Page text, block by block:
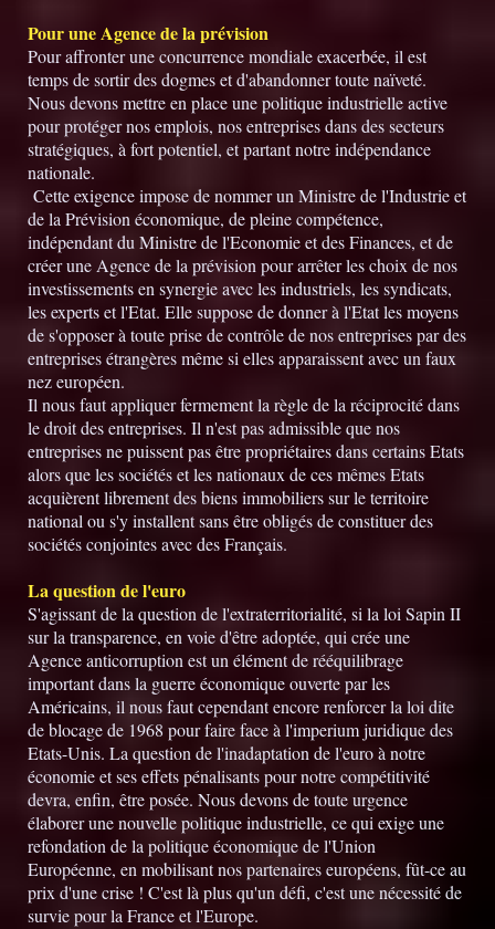
Pour une Agence de la prévision
Pour affronter une concurrence mondiale exacerbée, il est
temps de sortir des dogmes et d'abandonner toute naïveté.
Nous devons mettre en place une politique industrielle active
pour protéger nos emplois, nos entreprises dans des secteurs
stratégiques, à fort potentiel, et partant notre indépendance
nationale.
Cette exigence impose de nommer un Ministre de l'Industrie et
de la Prévision économique, de pleine compétence,
indépendant du Ministre de l'Economie et des Finances, et de
créer une Agence de la prévision pour arrêter les choix de nos
investissements en synergie avec les industriels, les syndicats,
les experts et l'Etat. Elle suppose de donner à l'Etat les moyens
de s'opposer à toute prise de contrôle de nos entreprises par des
entreprises étrangères même si elles apparaissent avec un faux
nez européen.
Il nous faut appliquer fermement la règle de la réciprocité dans
le droit des entreprises. Il n'est pas admissible que nos
entreprises ne puissent pas être propriétaires dans certains Etats
alors que les sociétés et les nationaux de ces mêmes Etats
acquièrent librement des biens immobiliers sur le territoire
national ou s'y installent sans être obligés de constituer des
sociétés conjointes avec des Français.
La question de l'euro
S'agissant de la question de l'extraterritorialité, si la loi Sapin II
sur la transparence, en voie d'être adoptée, qui crée une
Agence anticorruption est un élément de rééquilibrage
important dans la guerre économique ouverte par les
Américains, il nous faut cependant encore renforcer la loi dite
de blocage de 1968 pour faire face à l'imperium juridique des
Etats-Unis. La question de l'inadaptation de l'euro à notre
économie et ses effets pénalisants pour notre compétitivité
devra, enfin, être posée. Nous devons de toute urgence
élaborer une nouvelle politique industrielle, ce qui exige une
refondation de la politique économique de l'Union
Européenne, en mobilisant nos partenaires européens, fût-ce au
prix d'une crise ! C'est là plus qu'un défi, c'est une nécessité de
survie pour la France et l'Europe.